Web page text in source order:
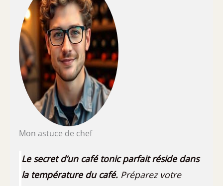
Mon astuce de chef
Le secret d’un café tonic parfait réside dans
la température du café.Préparez votre